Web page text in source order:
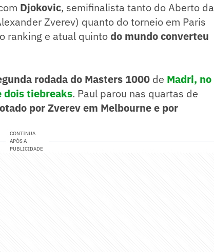
Djokovic, semifinalista tanto do Aberto da
Zverev) quanto do torneio em Paris
ranking e atual quinto do mundo converteu
rodada do Masters 1000 de Madri, no
dois tiebreaks. Paul parou nas quartas de
por Zverev em Melbourne e por
CONTINUA
APÓS A
PUBLICIDADE